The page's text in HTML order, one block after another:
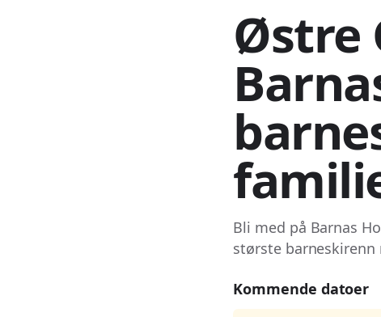
Østre
Bli med på Barnas
største
Kommende datoer